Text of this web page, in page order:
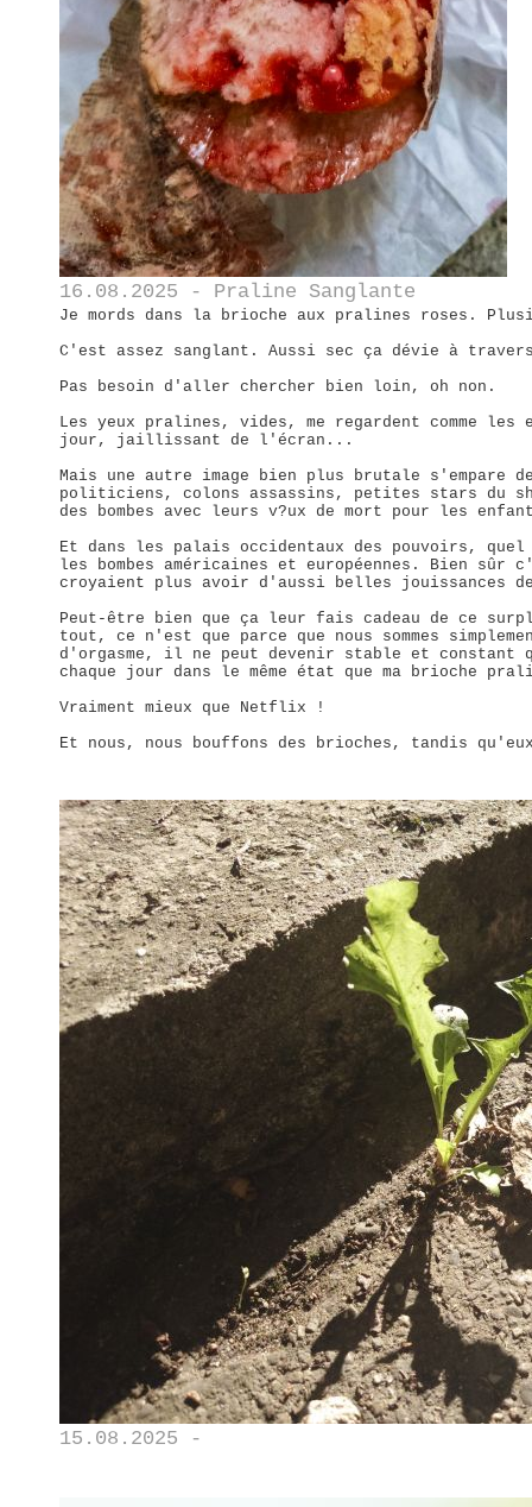
16.08.2025 - Praline Sanglante
Je mords dans la brioche aux pralines roses.
C'est assez sanglant. Aussi sec ça dévie à
Pas besoin d'aller chercher bien loin, oh non.
Les yeux pralines, vides, me regardent comme les
jour, jaillissant de l'écran...
Mais une autre image bien plus brutale
politiciens, colons assassins, petites stars du
des bombes avec leurs v?ux de mort pour les
Et dans les palais occidentaux des pouvoirs,
les bombes américaines et européennes. Bien
croyaient plus avoir d'aussi belles jouissances
Peut-être bien que ça leur fais cadeau de ce
tout, ce n'est que parce que nous sommes
d'orgasme, il ne peut devenir stable et constant
chaque jour dans le même état que ma brioche
Vraiment mieux que Netflix !
Et nous, nous bouffons des brioches, tandis
15.08.2025 -